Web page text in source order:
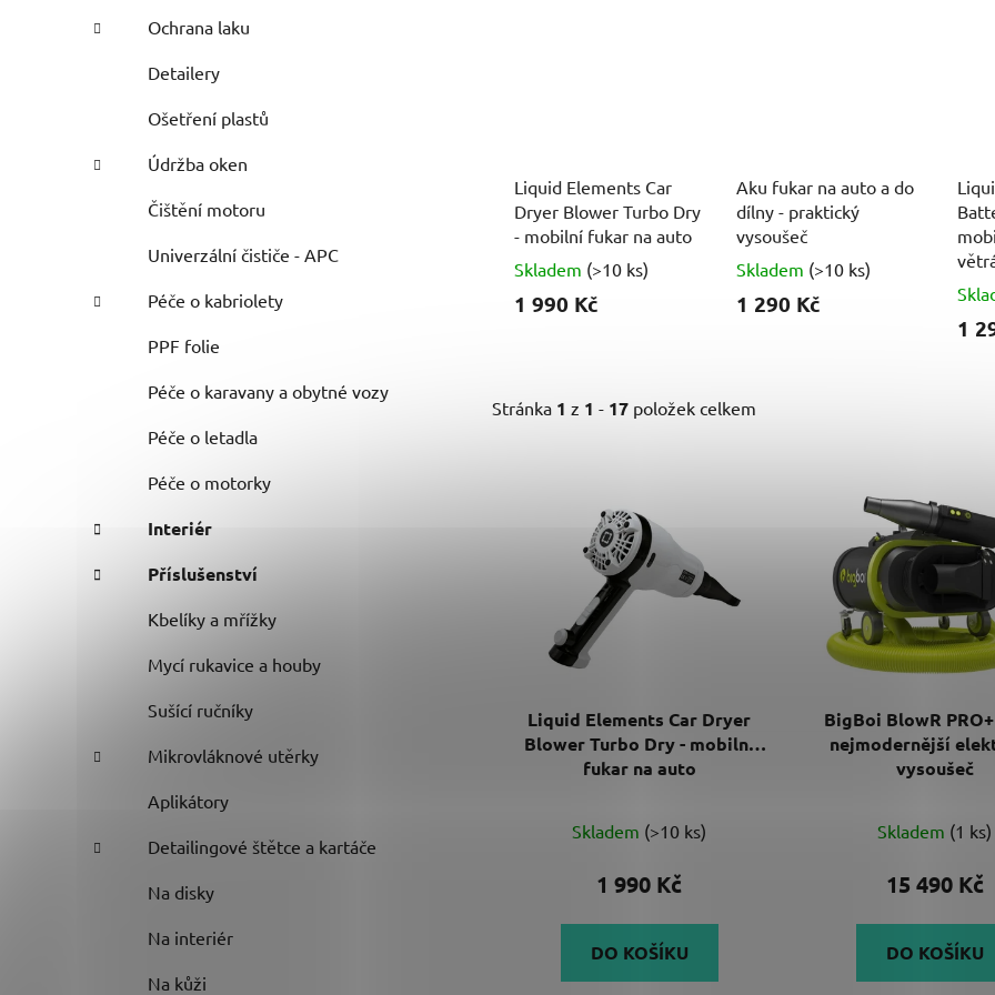
Ochrana laku
Detailery
Ošetření plastů
Údržba oken
Čištění motoru
Univerzální čističe - APC
Péče o kabriolety
PPF folie
Péče o karavany a obytné vozy
Péče o letadla
Péče o motorky
Interiér
Příslušenství
Kbelíky a mřížky
Mycí rukavice a houby
Sušící ručníky
Mikrovláknové utěrky
Aplikátory
Detailingové štětce a kartáče
Na disky
Na interiér
Na kůži
Liquid Elements Car
Dryer Blower Turbo Dry
- mobilní fukar na auto
Skladem (>10 ks)
1 990 Kč
Aku fukar na auto a do
dílny - praktický
vysoušeč
Skladem (>10 ks)
1 290 Kč
1
Stránka 1 z 1 - 17 položek celkem
Liquid Elements Car Dryer
Blower Turbo Dry - mobilní
fukar na auto
hodnocení
produktu
5,0
z
Skladem (>10 ks)
1 990 Kč
DO KOŠÍKU
BigBoi BlowR
nejmodernější
vysoušeč
Skladem (1 ks)
15 490 Kč
DO KOŠÍKU